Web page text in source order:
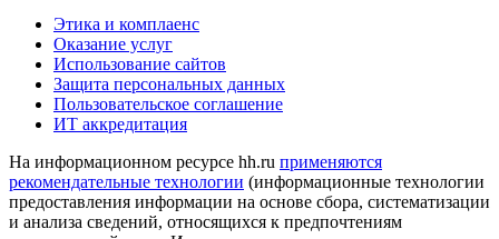
Этика и комплаенс
Оказание услуг
Использование сайтов
Защита персональных данных
Пользовательское соглашение
ИТ аккредитация
На информационном ресурсе hh.ru применяются
рекомендательные технологии (информационные технологии
предоставления информации на основе сбора, систематизации
и анализа сведений, относящихся к предпочтениям